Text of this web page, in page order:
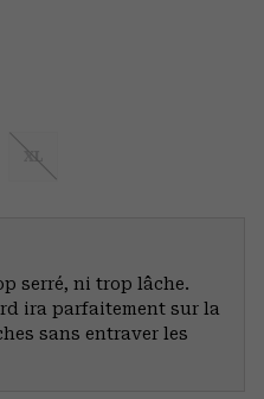
XL
serré, ni trop lâche.
ira parfaitement sur la
sans entraver les